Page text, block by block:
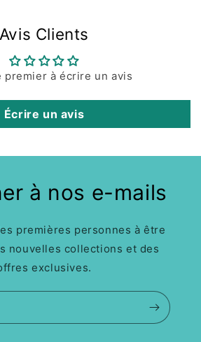
Avis Clients
premier à écrire un avis
Écrire un avis
à nos e-mails
premières personnes à être
nouvelles collections et des
exclusives.